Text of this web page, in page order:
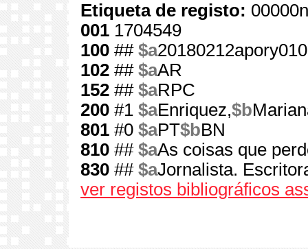
Etiqueta de registo:
001 1704549
100 ## $a
102 ## $aAR
152 ## $aRPC
200 #1 $aEnriquez,$b
801 #0 $aPT$bBN
810 ## $aAs coisas que
830 ## $aJornalista.
ver registos bibliográficos